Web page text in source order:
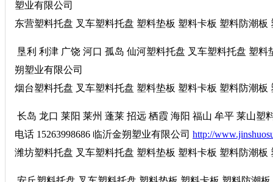
塑业有限公司
东营塑料托盘 叉车塑料托盘 塑料垫板 塑料卡板 塑料防潮
垦利 利津 广饶 河口 孤岛 仙河塑料托盘 叉车塑料托盘 塑
朔塑业有限公司
烟台塑料托盘 叉车塑料托盘 塑料垫板 塑料卡板 塑料防潮
长岛 龙口 莱阳 莱州 蓬莱 招远 栖霞 海阳 福山 牟平 莱山
电话 15263998686 临沂金朔塑业有限公司 http://
潍坊塑料托盘 叉车塑料托盘 塑料垫板 塑料卡板 塑料防潮